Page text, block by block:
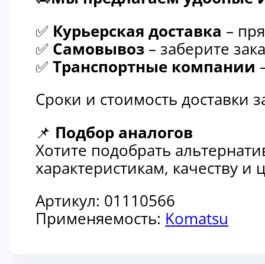
✅ Курьерская доставка –
✅ Самовывоз – заберите
✅ Транспортные компании
Сроки и стоимость доставки
📌 Подбор аналогов
Хотите подобрать
характеристикам, качеству
Артикул: 01110566
Применяемость: Komatsu